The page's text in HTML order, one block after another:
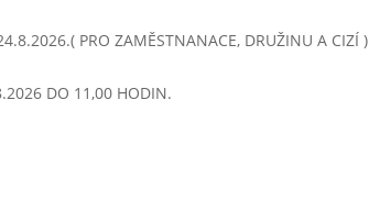
Listopad 2017 Prosinec 2017
PRO ZAMĚSTNANACE, DRUŽINU A CIZÍ )
DO 11,00 HODIN.